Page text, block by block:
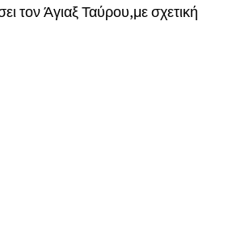
τον Άγιαξ Ταύρου,με σχετική